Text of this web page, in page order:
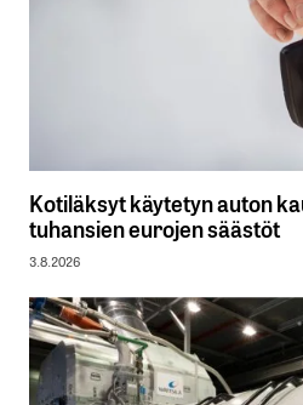
Kotiläksyt käytetyn auton
tuhansien eurojen säästöt
3.8.2026